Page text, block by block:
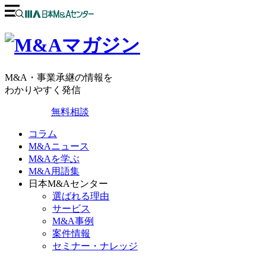
M&A・事業承継の情報を
わかりやすく発信
無料相談
コラム
M&Aニュース
M&Aを学ぶ
M&A用語集
日本M&Aセンター
選ばれる理由
サービス
M&A事例
案件情報
セミナー・ナレッジ